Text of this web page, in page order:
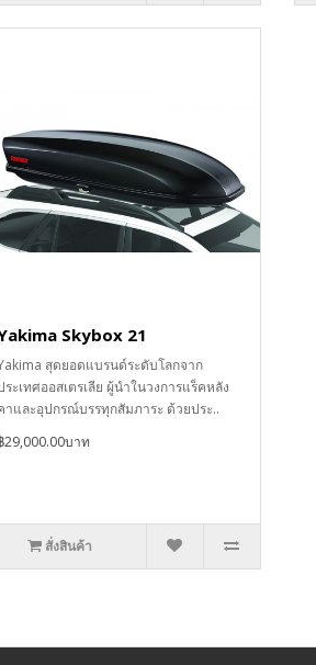
Skybox 21
สุดยอดแบรนด์ระดับโลกจาก
ระเทศออสเตรเลีย ผู้นำในวงการแร็คหลัง
าและอุปกรณ์บรรทุกสัมภาระ ด้วยประ..
29,000.00บาท
สั่งสินค้า